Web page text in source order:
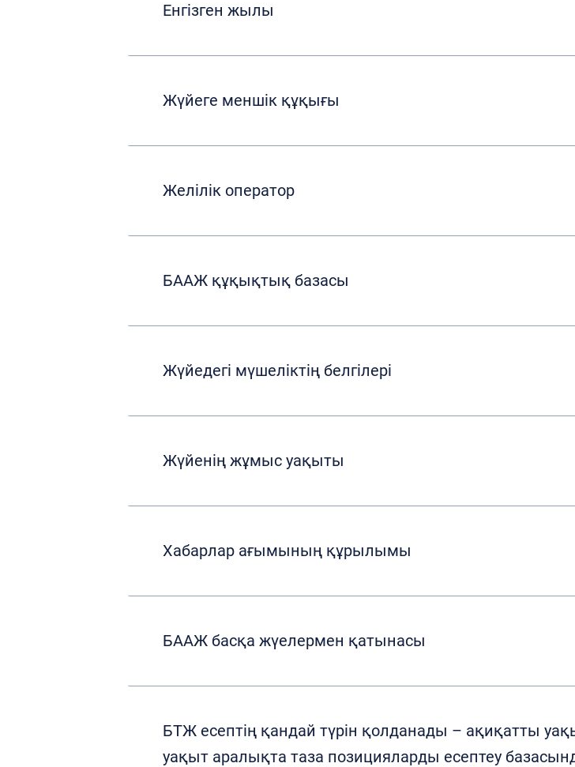
Енгізген жылы
Жүйеге меншік құқығы
Желілік оператор
БААЖ құқықтық базасы
Жүйедегі мүшеліктің белгілері
Жүйенің жұмыс уақыты
Хабарлар ағымының құрылымы
БААЖ басқа жүелермен қатынасы
БТЖ есептің қандай түрін қолданады – ақиқатты
уақыт аралықта таза позицияларды есептеу